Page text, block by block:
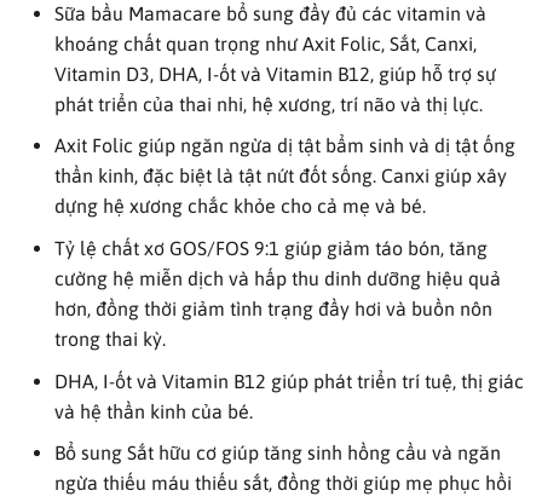
Sữa bầu Mamacare bổ sung đầy đủ các vitamin và
khoáng chất quan trọng như Axit Folic, Sắt, Canxi,
Vitamin D3, DHA, I-ốt và Vitamin B12, giúp hỗ trợ sự
phát triển của thai nhi, hệ xương, trí não và thị lực.
Axit Folic giúp ngăn ngừa dị tật bẩm sinh và dị tật ống
thần kinh, đặc biệt là tật nứt đốt sống. Canxi giúp xây
dựng hệ xương chắc khỏe cho cả mẹ và bé.
Tỷ lệ chất xơ GOS/FOS 9:1 giúp giảm táo bón, tăng
cường hệ miễn dịch và hấp thu dinh dưỡng hiệu quả
hơn, đồng thời giảm tình trạng đầy hơi và buồn nôn
trong thai kỳ.
DHA, I-ốt và Vitamin B12 giúp phát triển trí tuệ, thị giác
và hệ thần kinh của bé.
Bổ sung Sắt hữu cơ giúp tăng sinh hồng cầu và ngăn
ngừa thiếu máu thiếu sắt, đồng thời giúp mẹ phục hồi